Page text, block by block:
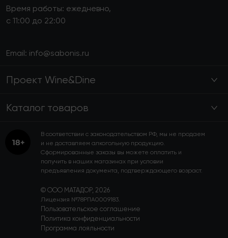
Время работы: ежедневно,
с 11:00 до 22:00
Email: info@sabonis.ru
Проект Wine&Dine
Каталог товаров
© ООО МАТАДОР, 2026
Лицензия №78РПА0009183.
Пользовательское соглашение
Политика конфиденциальности
Программа лояльности
В соответствии с законодательством РФ, мы не продаем
и не доставляем алкогольную продукцию.
Сформированные заказы вы можете оплатить и
получить в наших магазинах при условии
предъявления документа, подтверждающего возраст.